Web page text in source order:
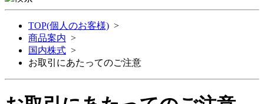
TOP(個人のお客様) >
商品案内 >
国内株式 >
お取引にあたってのご注意